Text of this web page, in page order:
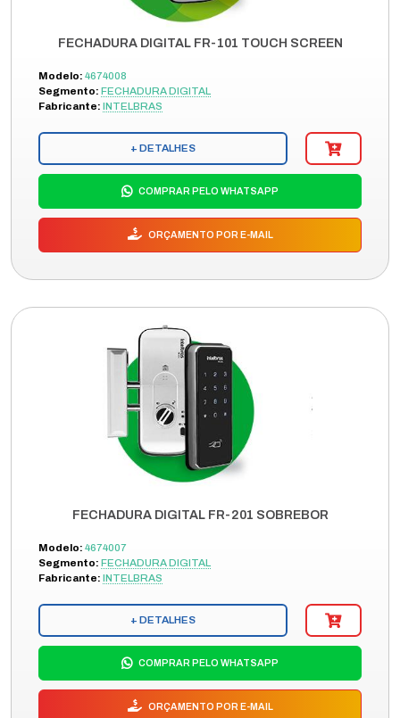
FECHADURA DIGITAL FR-101 TOUCH SCREEN
Modelo: 4674008
Segmento: FECHADURA DIGITAL
Fabricante: INTELBRAS
+ DETALHES
COMPRAR PELO WHATSAPP
ORÇAMENTO POR E-MAIL
FECHADURA DIGITAL FR-201 SOBREBOR
Modelo: 4674007
Segmento: FECHADURA DIGITAL
Fabricante: INTELBRAS
+ DETALHES
COMPRAR PELO WHATSAPP
ORÇAMENTO POR E-MAIL